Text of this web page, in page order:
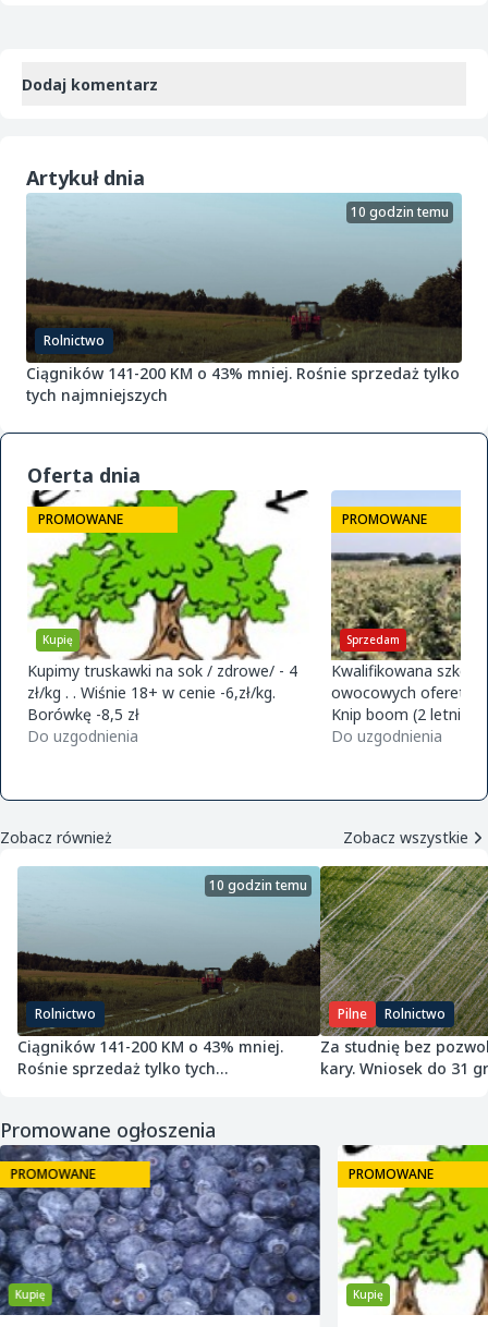
Dodaj komentarz
Artykuł dnia
Rolnictwo
10 godzin temu
Ciągników 141-200 KM o 43% mniej. Rośnie sprzedaż tylko
tych najmniejszych
Oferta dnia
Kupię
PROMOWANE
Kupimy truskawki na sok / zdrowe/ - 4
zł/kg . . Wiśnie 18+ w cenie -6,zł/kg.
Borówkę -8,5 zł
Do uzgodnienia
Sprzedam
PROMOWANE
Kwalifikowana
owocowych ofereta
Knip boom (2 letnie)
golden m9 -jeronimo
Do uzgodnienia
Zobacz również Zobacz wszystkie
Rolnictwo
10 godzin temu
Ciągników 141-200 KM o 43% mniej.
Rośnie sprzedaż tylko tych
Pilne Rolnictwo
Za studnię bez
kary. Wniosek do 31
Promowane ogłoszenia
Kupię
PROMOWANE
Kupię
PROMOWANE